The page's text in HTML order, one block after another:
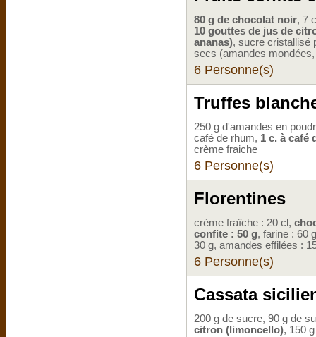
80 g de chocolat noir, 7
10 gouttes de jus de
ananas), sucre cristallisé
secs (amandes
6 Personne(s)
Truffes
250 g d'amandes en
café de rhum, 1 c. à café
crème fraiche
6 Personne(s)
Florentines
crème fraîche : 20 cl,
confite : 50 g, farine : 60
30 g, amandes effilées :
6 Personne(s)
Cassata
200 g de sucre, 90 g de
citron (limoncello), 150